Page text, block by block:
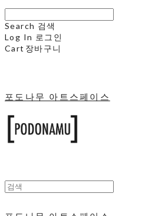
Search 검색
Log In 로그인
Cart 장바구니
포도나무 아트스페이스